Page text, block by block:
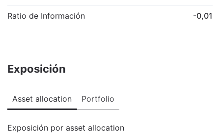
Ratio de Información -0,01
Exposición
Asset allocation Portfolio
Exposición por asset allocation